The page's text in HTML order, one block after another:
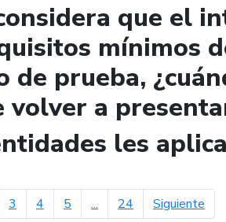
que el
mínimos
de prueba,
volver a
les
3 4 5 ... 24 Siguiente